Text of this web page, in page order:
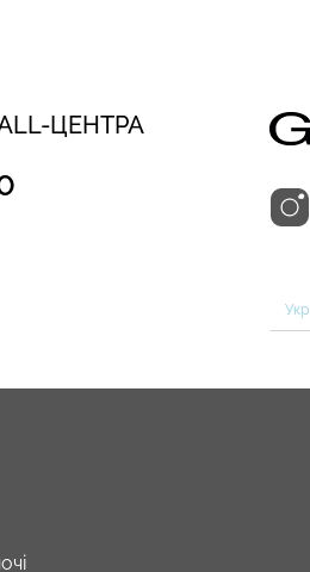
ЦЕНТРА
Укр